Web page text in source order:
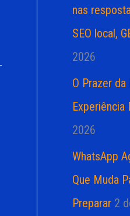
nas
SEO local,
2026
O Prazer
Experiência
2026
WhatsApp
Que Muda
Preparar 2